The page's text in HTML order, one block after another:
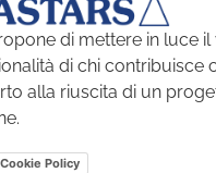
di mettere in luce
di chi contribuisce
alla riuscita di un
Cookie Policy